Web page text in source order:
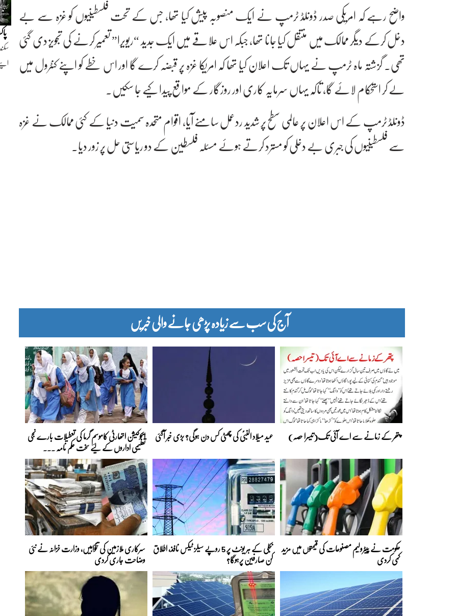
واضح رہے کہ امریکی صدر ڈونلڈ ٹرمپ نے ایک منصوبہ پیش کیا تھا، جس کے تحت فلسطینیوں کو غزہ سے بے
دخل کرکے دیگر ممالک میں منتقل کیا جانا تھا، جبکہ اس علاقے میں ایک جدید “ریویرا” تعمیر کرنے کی تجویز دی گئی
تھی۔ گزشتہ ماہ ٹرمپ نے یہاں تک اعلان کیا تھا کہ امریکا غزہ پر قبضہ کرے گا اور اس خطے کو اپنے کنٹرول میں
لے کر استحکام لائے گا، تاکہ یہاں سرمایہ کاری اور روزگار کے مواقع پیدا کیے جا سکیں۔
ڈونلڈ ٹرمپ کے اس اعلان پر عالمی سطح پر شدید ردعمل سامنے آیا، اقوام متحدہ سمیت دنیا کے کئی ممالک نے غزہ
سے فلسطینیوں کی جبری بے دخلی کو مسترد کرتے ہوئے مسئلہ فلسطین کے دو ریاستی حل پر زور دیا۔
آج کی سب سے زیادہ پڑھی جانے والی خبریں
پتھر کے زمانے سے اے آئی تک(تیسرا حصہ) عید میلاد النبیؐ کی چھٹی کس دن ہوگی؟ بڑی خبر آگئی ایجوکیشن اتھارٹی کاموسمِ گرما کی تعطیلات بارے نجی
تعلیمی اداروں کے لیے سخت حکم نامہ ...
حکومت نے پیٹرولیم مصنوعات کی قیمتوں میں مزید
کمی کردی
بجلی کے ہر یونٹ پر 5 روپے سیلز ٹیکس نافذ، اطلاق
کن صارفین پرہوگا؟
سرکاری ملازمین کی تنخواہیں، وزارت خزانہ نے نئی
وضاحت جاری کردی